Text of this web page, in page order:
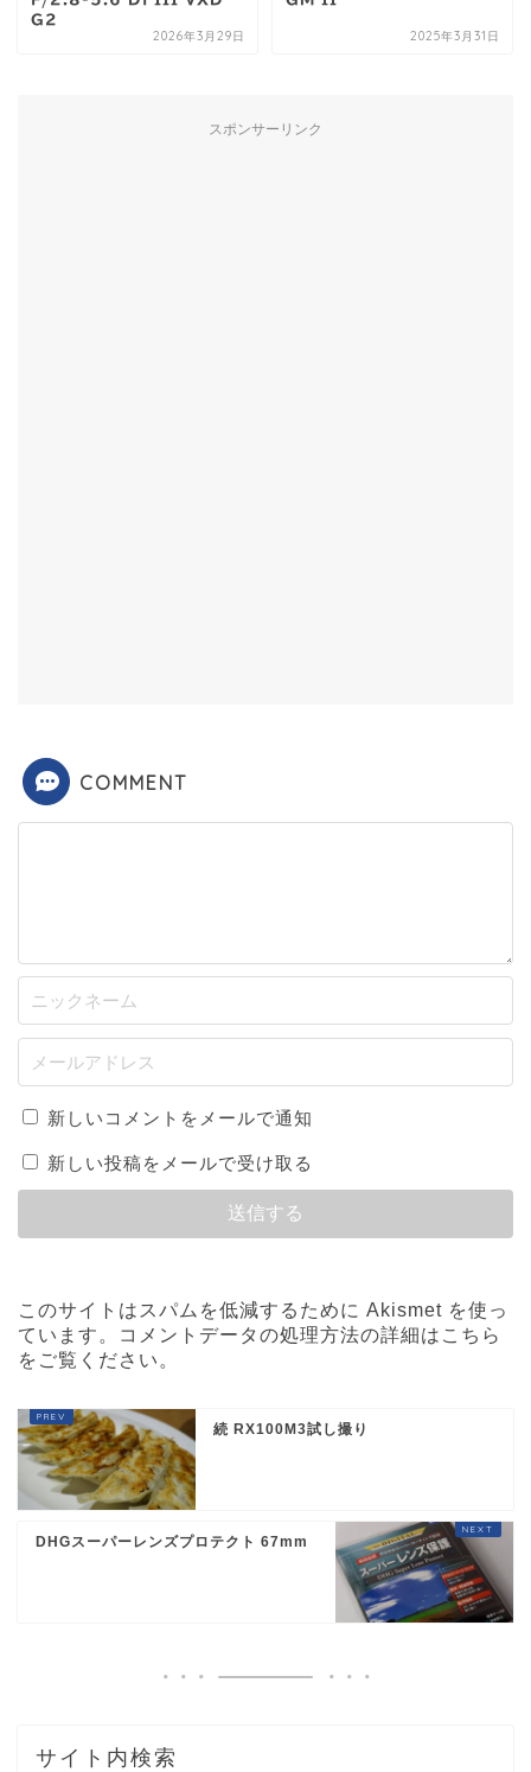
G2
2026年3月29日 2025年3月31日
スポンサーリンク
COMMENT
新しいコメントをメールで通知
新しい投稿をメールで受け取る
このサイトはスパムを低減するために Akismet を使っ
ています。
コメントデータの処理方法の詳細はこちら
をご覧ください 。
続 RX100M3試し撮り
DHGスーパーレンズプロテクト 67mm
サイト内検索